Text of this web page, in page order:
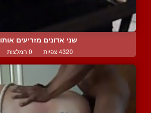
שני אדונים מזריעים אותו
4320 צפיות | 0 המלצות